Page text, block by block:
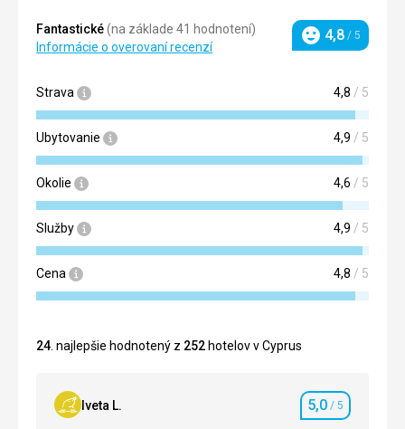
Fantastické(na základe 41 hodnotení)
Informácie o overovaní recenzí
Hodnotenie
4,8 / 5
Strava 4,8 / 5
Ubytovanie 4,9 / 5
Okolie 4,6 / 5
Služby 4,9 / 5
Cena 4,8 / 5
24 . najlepšie hodnotený z 252hotelov v Cyprus
Iveta L. Hodnotenie
5,0 / 5